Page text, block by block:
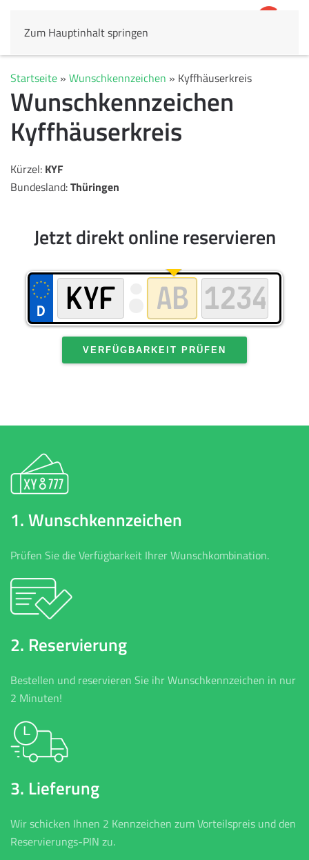
Zum Hauptinhalt springen
Startseite » Wunschkennzeichen » Kyffhäuserkreis
Wunschkennzeichen
Kyffhäuserkreis
Kürzel: KYF
Bundesland:Thüringen
Jetzt direkt online reservieren
VERFÜGBARKEIT PRÜFEN
1. Wunschkennzeichen
Prüfen Sie die Verfügbarkeit Ihrer Wunschkombination.
2. Reservierung
Bestellen und reservieren Sie ihr Wunschkennzeichen in nur
2 Minuten!
3. Lieferung
Wir schicken Ihnen 2 Kennzeichen zum Vorteilspreis und den
Reservierungs-PIN zu.